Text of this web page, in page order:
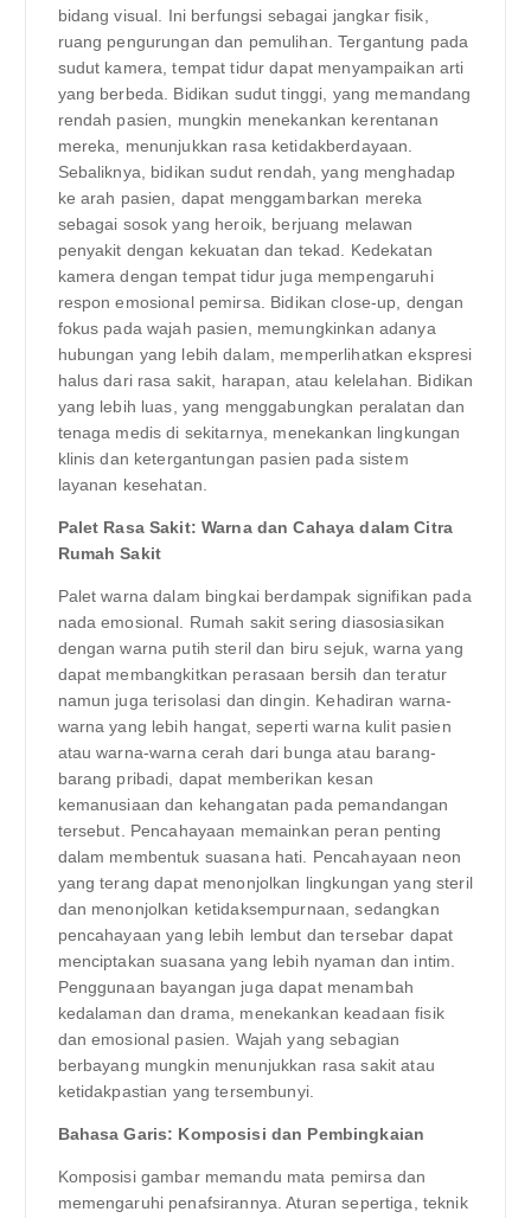
bidang visual. Ini berfungsi sebagai jangkar fisik,
ruang pengurungan dan pemulihan. Tergantung pada
sudut kamera, tempat tidur dapat menyampaikan arti
yang berbeda. Bidikan sudut tinggi, yang memandang
rendah pasien, mungkin menekankan kerentanan
mereka, menunjukkan rasa ketidakberdayaan.
Sebaliknya, bidikan sudut rendah, yang menghadap
ke arah pasien, dapat menggambarkan mereka
sebagai sosok yang heroik, berjuang melawan
penyakit dengan kekuatan dan tekad. Kedekatan
kamera dengan tempat tidur juga mempengaruhi
respon emosional pemirsa. Bidikan close-up, dengan
fokus pada wajah pasien, memungkinkan adanya
hubungan yang lebih dalam, memperlihatkan ekspresi
halus dari rasa sakit, harapan, atau kelelahan. Bidikan
yang lebih luas, yang menggabungkan peralatan dan
tenaga medis di sekitarnya, menekankan lingkungan
klinis dan ketergantungan pasien pada sistem
layanan kesehatan.
Palet Rasa Sakit: Warna dan Cahaya dalam Citra
Rumah Sakit
Palet warna dalam bingkai berdampak signifikan pada
nada emosional. Rumah sakit sering diasosiasikan
dengan warna putih steril dan biru sejuk, warna yang
dapat membangkitkan perasaan bersih dan teratur
namun juga terisolasi dan dingin. Kehadiran warna-
warna yang lebih hangat, seperti warna kulit pasien
atau warna-warna cerah dari bunga atau barang-
barang pribadi, dapat memberikan kesan
kemanusiaan dan kehangatan pada pemandangan
tersebut. Pencahayaan memainkan peran penting
dalam membentuk suasana hati. Pencahayaan neon
yang terang dapat menonjolkan lingkungan yang steril
dan menonjolkan ketidaksempurnaan, sedangkan
pencahayaan yang lebih lembut dan tersebar dapat
menciptakan suasana yang lebih nyaman dan intim.
Penggunaan bayangan juga dapat menambah
kedalaman dan drama, menekankan keadaan fisik
dan emosional pasien. Wajah yang sebagian
berbayang mungkin menunjukkan rasa sakit atau
ketidakpastian yang tersembunyi.
Bahasa Garis: Komposisi dan Pembingkaian
Komposisi gambar memandu mata pemirsa dan
memengaruhi penafsirannya. Aturan sepertiga, teknik